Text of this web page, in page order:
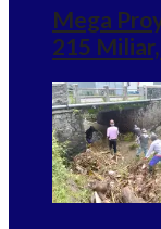
Mega
215